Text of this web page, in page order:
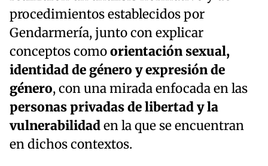
procedimientos establecidos por
Gendarmería, junto con explicar
conceptos comoorientación sexual,
identidad de género y expresión de
género, con una mirada enfocada en las
personas privadas de libertad y la
vulnerabilidaden la que se encuentran
en dichos contextos.